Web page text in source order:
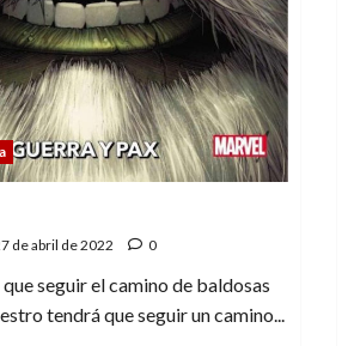
de abril de 2022 0
seguir el camino de baldosas
tendrá que seguir un camino...